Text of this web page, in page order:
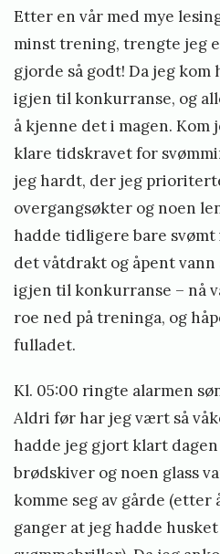
Etter en vår med mye
minst trening, trengte jeg
gjorde så godt! Da jeg
igjen til konkurranse, og
å kjenne det i magen.
klare tidskravet for
jeg hardt, der jeg
overgangsøkter og noen
hadde tidligere bare svømt
det våtdrakt og åpent vann
igjen til konkurranse – nå
roe ned på treninga, og
fulladet.
Kl. 05:00 ringte alarmen
Aldri før har jeg vært så
hadde jeg gjort klart
brødskiver og noen glass
komme seg av gårde (etter
ganger at jeg hadde